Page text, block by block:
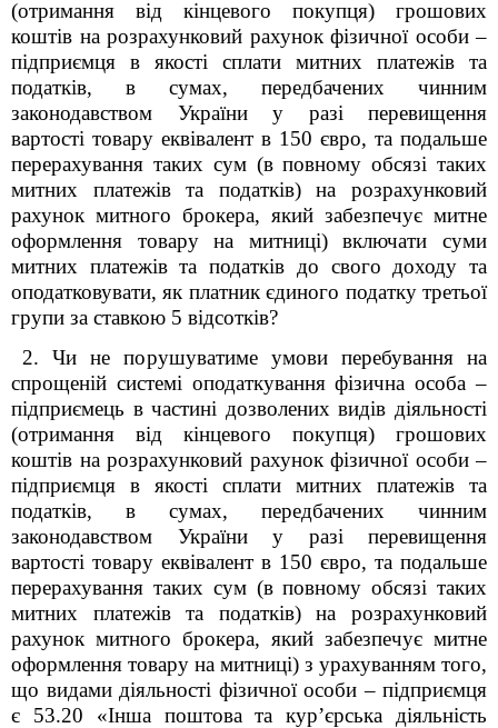
(отримання від кінцевого покупця) грошових
коштів на розрахунковий рахунок фізичної особи –
підприємця в якості сплати митних платежів та
податків, в сумах, передбачених чинним
законодавством України у разі перевищення
вартості товару еквівалент в 150 євро, та подальше
перерахування таких сум (в повному обсязі таких
митних платежів та податків) на розрахунковий
рахунок митного брокера, який забезпечує митне
оформлення товару на митниці) включати суми
митних платежів та податків до свого доходу та
оподатковувати, як платник єдиного податку третьої
групи за ставкою 5 відсотків?
2. Чи не порушуватиме умови перебування на
спрощеній системі оподаткування фізична особа –
підприємець в частині дозволених видів діяльності
(отримання від кінцевого покупця) грошових
коштів на розрахунковий рахунок фізичної особи –
підприємця в якості сплати митних платежів та
податків, в сумах, передбачених чинним
законодавством України у разі перевищення
вартості товару еквівалент в 150 євро, та подальше
перерахування таких сум (в повному обсязі таких
митних платежів та податків) на розрахунковий
рахунок митного брокера, який забезпечує митне
оформлення товару на митниці) з урахуванням того,
що видами діяльності фізичної особи – підприємця
є 53.20 «Інша поштова та кур’єрська діяльність